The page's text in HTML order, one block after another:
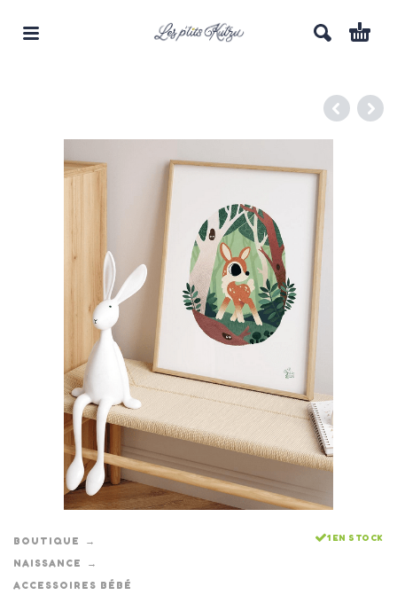
BOUTIQUE
NAISSANCE
ACCESSOIRES BÉBÉ
1 EN STOCK